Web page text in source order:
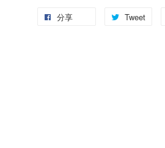
分享 Tweet